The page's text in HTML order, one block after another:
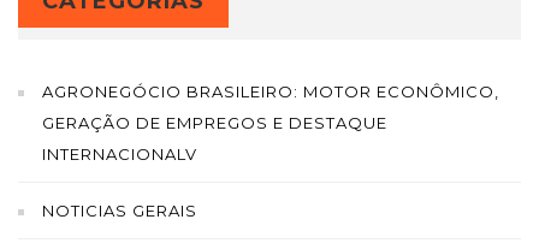
AGRONEGÓCIO BRASILEIRO: MOTOR ECONÔMICO,
GERAÇÃO DE EMPREGOS E DESTAQUE
INTERNACIONALV
NOTICIAS GERAIS